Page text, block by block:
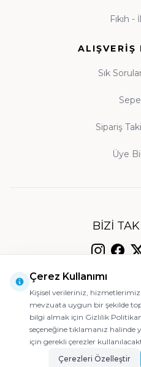
modelleri, yeni çıkanlar ve
alacağınız her kitap,
yapılmış bir
Neden Beka
Orijinal Baskı ve
bulamazsanız,
geç bir iş günü içinde
ödemeleriniz 256-bit
altındadır.
Müşteri Memnuniyeti:
herhangi bir sorun
Fıkıh -
ALIŞVERIŞ
Sık
Sipariş
Üye
© 2026
BIZI
Ajanstek E-Ticaret
Çerez Kullanımı
Kişisel verileriniz,
mevzuata uygun bir şekilde
bilgi almak için Gizlilik
seçeneğine tıklamanız halinde
için gerekli çerezler
Çerezleri Özelleştir